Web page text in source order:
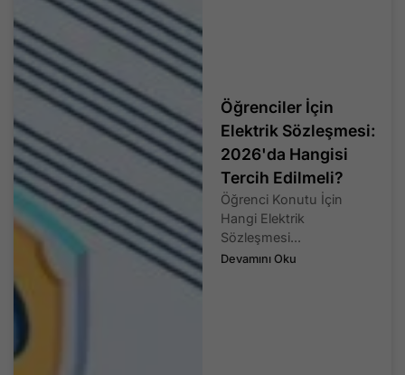
Öğrenciler İçin
Elektrik Sözleşmesi:
2026'da Hangisi
Tercih Edilmeli?
Öğrenci Konutu İçin
Hangi Elektrik
Sözleşmesi...
Devamını Oku